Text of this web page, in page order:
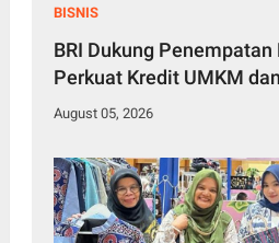
BISNIS
BRI Dukung Penempatan
Perkuat Kredit UMKM
August 05, 2026